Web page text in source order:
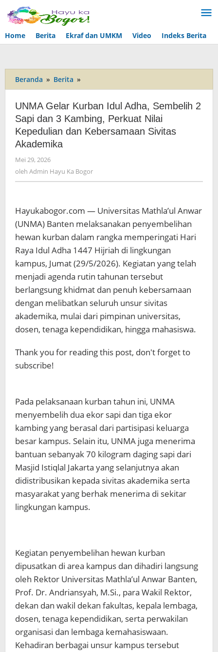
Lewati
ke
konten
Home
Berita Ekraf dan UMKM Video Indeks Berita
Beranda » Berita »
Gelar
Kurban
Idul
Adha,
Sembelih
3
Kambing,
Kepedulian
dan
Kebersamaan
Sivitas
Akademika
UNMA Gelar Kurban Idul Adha, Sembelih 2
Sapi dan 3 Kambing, Perkuat Nilai
Kepedulian dan Kebersamaan Sivitas
Akademika
Mei 29, 2026
Admin
Hayu
oleh Admin Hayu Ka Bogor
Hayukabogor.com — Universitas Mathla’ul Anwar
(UNMA) Banten melaksanakan penyembelihan
hewan kurban dalam rangka memperingati Hari
Raya Idul Adha 1447 Hijriah di lingkungan
kampus, Jumat (29/5/2026). Kegiatan yang telah
menjadi agenda rutin tahunan tersebut
berlangsung khidmat dan penuh kebersamaan
dengan melibatkan seluruh unsur sivitas
akademika, mulai dari pimpinan universitas,
dosen, tenaga kependidikan, hingga mahasiswa.
Thank you for reading this post, don't forget to
subscribe!
Pada pelaksanaan kurban tahun ini, UNMA
menyembelih dua ekor sapi dan tiga ekor
kambing yang berasal dari partisipasi keluarga
besar kampus. Selain itu, UNMA juga menerima
bantuan sebanyak 70 kilogram daging sapi dari
Masjid Istiqlal Jakarta yang selanjutnya akan
didistribusikan kepada sivitas akademika serta
masyarakat yang berhak menerima di sekitar
lingkungan kampus.
Kegiatan penyembelihan hewan kurban
dipusatkan di area kampus dan dihadiri langsung
oleh Rektor Universitas Mathla’ul Anwar Banten,
Prof. Dr. Andriansyah, M.Si., para Wakil Rektor,
dekan dan wakil dekan fakultas, kepala lembaga,
dosen, tenaga kependidikan, serta perwakilan
organisasi dan lembaga kemahasiswaan.
Kehadiran berbagai unsur kampus tersebut